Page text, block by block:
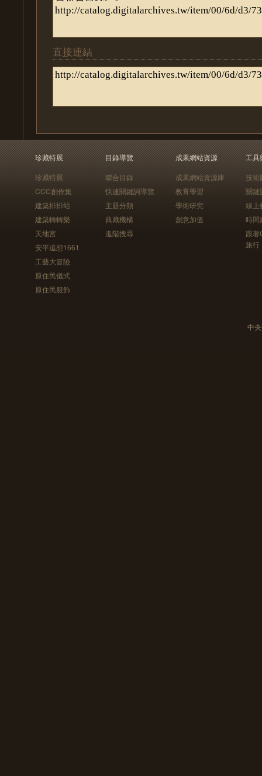
直接連結
珍藏特展
珍藏特展
CCC創作集
建築排排站
建築轉轉樂
天地宮
安平追想1661
工藝大冒險
原住民儀式
原住民服飾
目錄導覽
聯合目錄
快速關鍵詞導覽
主題分類
典藏機構
進階搜尋
成果網站資源
成果網站資源庫
教育學習
學術研究
創意加值
工具
技術
關鍵
線上
時間
跟
旅行
中